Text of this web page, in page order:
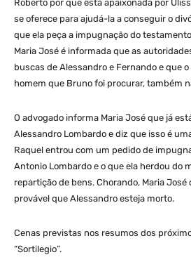
Roberto por que está apaixonada por
se oferece para ajudá-la a conseguir o
que ela peça a impugnação do
Maria José é informada que as
buscas de Alessandro e Fernando e que
homem que Bruno foi procurar, também
O advogado informa Maria José que já
Alessandro Lombardo e diz que isso é
Raquel entrou com um pedido de
Antonio Lombardo e o que ela herdou do
repartição de bens. Chorando, Maria José
provável que Alessandro esteja morto.
Cenas previstas nos resumos dos
“Sortilegio”.